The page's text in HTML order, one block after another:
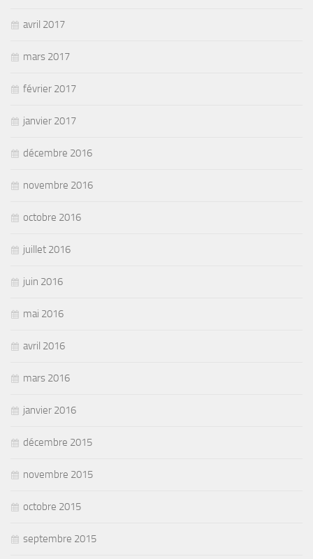
avril 2017
mars 2017
février 2017
janvier 2017
décembre 2016
novembre 2016
octobre 2016
juillet 2016
juin 2016
mai 2016
avril 2016
mars 2016
janvier 2016
décembre 2015
novembre 2015
octobre 2015
septembre 2015